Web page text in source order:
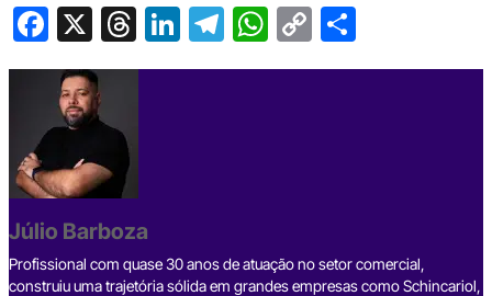
F
a
c
e
b
o
o
k
X T
hr
s
Li
n
T
el
W
h
C
o
S
h
Júlio Barboza
Profissional com quase 30 anos de atuação no setor comercial,
construiu uma trajetória sólida em grandes empresas como Schincariol,